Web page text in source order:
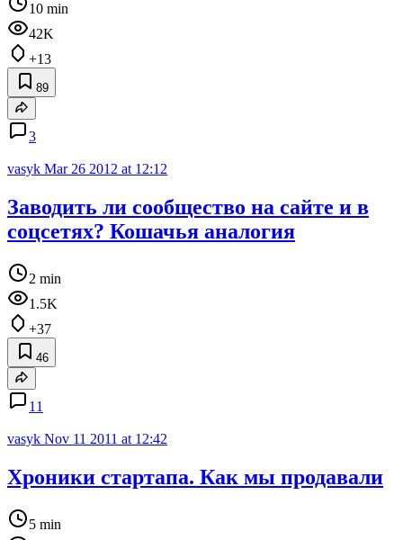
10 min
42K
+13
89
3
vasyk Mar 26 2012 at 12:12
Заводить ли сообщество на сайте и в
соцсетях? Кошачья аналогия
2 min
1.5K
+37
46
11
vasyk Nov 11 2011 at 12:42
Хроники стартапа. Как мы продавали
5 min